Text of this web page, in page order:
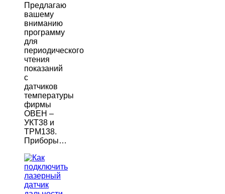
Предлагаю
вашему
вниманию
программу
для
периодического
чтения
показаний
с
датчиков
температуры
фирмы
ОВЕН –
УКТ38 и
ТРМ138.
Приборы…